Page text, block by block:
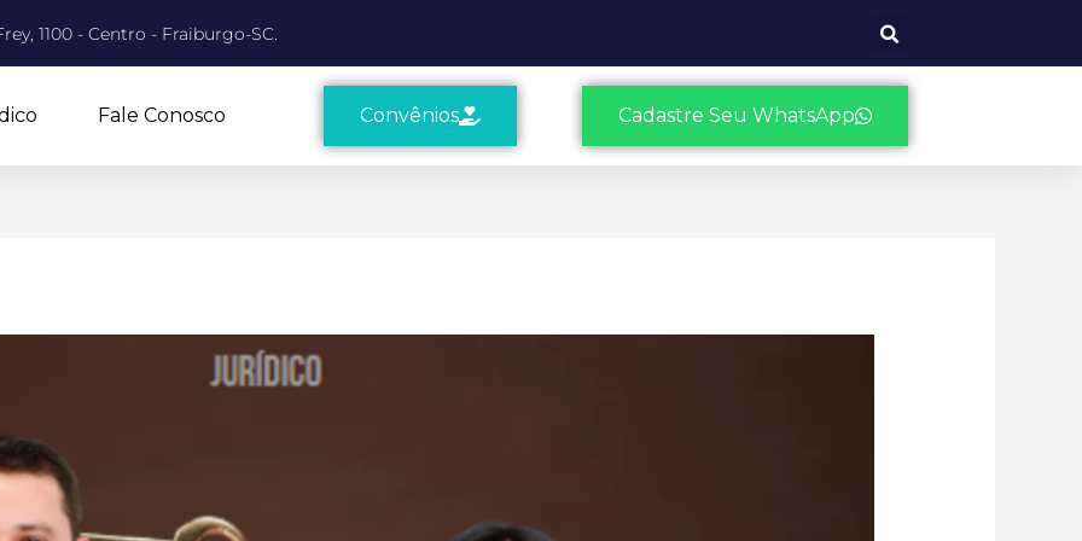
1100 - Centro - Fraiburgo-SC.
Fale Conosco Convênios Cadastre Seu WhatsApp